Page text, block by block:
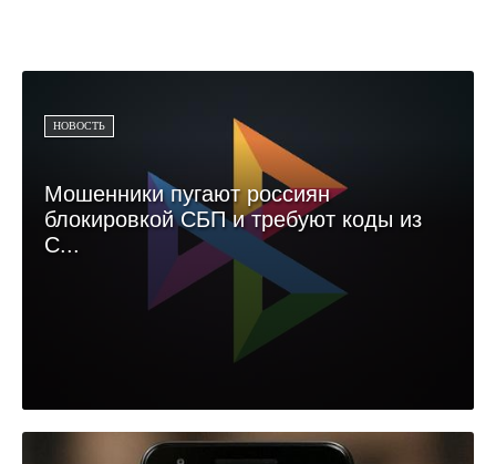
НОВОСТЬ
Мошенники пугают россиян
блокировкой СБП и требуют коды из
С...